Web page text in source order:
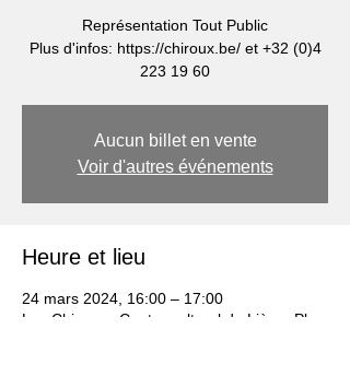
Représentation Tout Public
Plus d'infos: https://chiroux.be/ et +32 (0)4
223 19 60
Aucun billet en vente
Voir d'autres événements
Heure et lieu
24 mars 2024, 16:00 – 17:00
Les Chiroux - Centre culturel de Liège, Pl.